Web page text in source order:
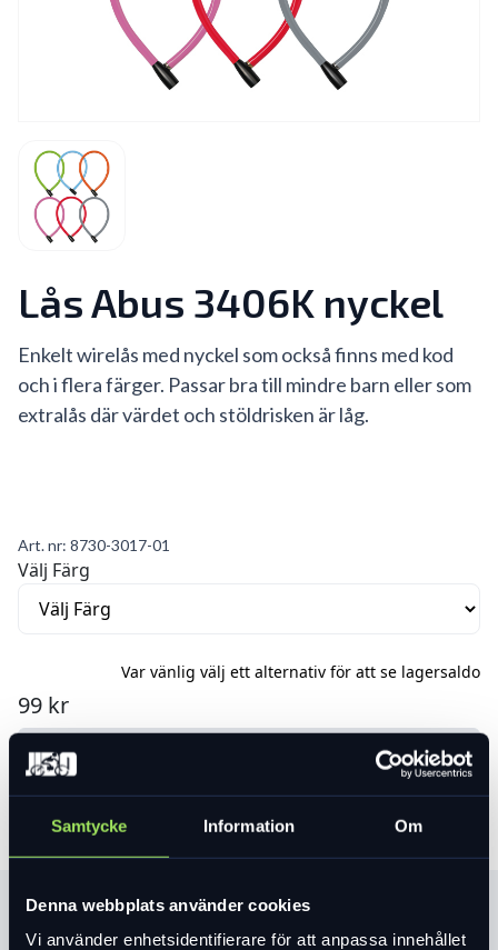
Samtycke Information Om
Denna webbplats använder cookies
Vi använder enhetsidentifierare för att anpassa innehållet
Lås Abus 3406K nyckel
Enkelt wirelås med nyckel som också finns med kod
och i flera färger. Passar bra till mindre barn eller som
extralås där värdet och stöldrisken är låg.
Art. nr: 8730-3017-01
Välj Färg
Var vänlig välj ett alternativ för att se lagersaldo
99 kr
Produktinformation